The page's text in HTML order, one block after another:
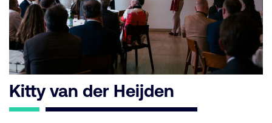
Kitty van der Heijden